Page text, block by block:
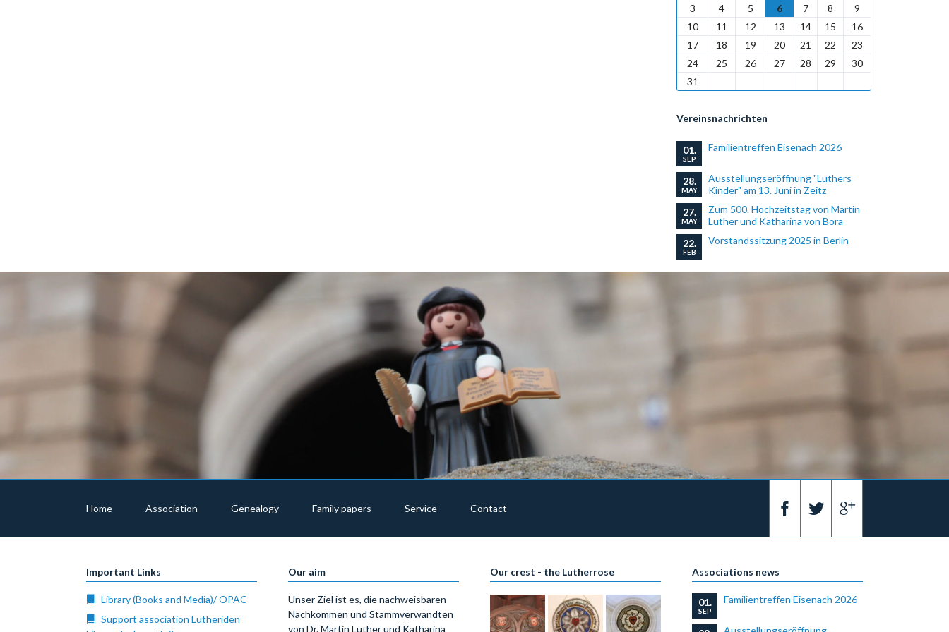
3
4 5 6 7 8
9
10
11 12 13 14 15
16
17
18 19 20 21 22
23
24
25 26 27 28 29
30
31
Vereinsnachrichten
01.
SEP
Familientreffen Eisenach 2026
28.
MAY
Ausstellungseröffnung "Luthers
Kinder" am 13. Juni in Zeitz
27.
MAY
Zum 500. Hochzeitstag von Martin
Luther und Katharina von Bora
22.
FEB
Vorstandssitzung 2025 in Berlin
Home Association Genealogy Family papers Service Contact
Important Links
Library (Books and Media)/ OPAC
Support association Lutheriden
Our aim
Unser Ziel ist es, die nachweisbaren
Nachkommen und Stammverwandten
von Dr. Martin Luther und Katharina
Our crest - the Lutherrose Associations news
01.
SEP
Familientreffen Eisenach 2026